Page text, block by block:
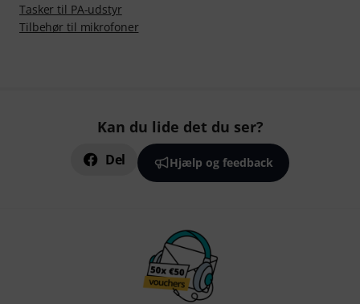
Tasker til PA-udstyr
Tilbehør til mikrofoner
Kan du lide det du ser?
Del Hjælp og feedback